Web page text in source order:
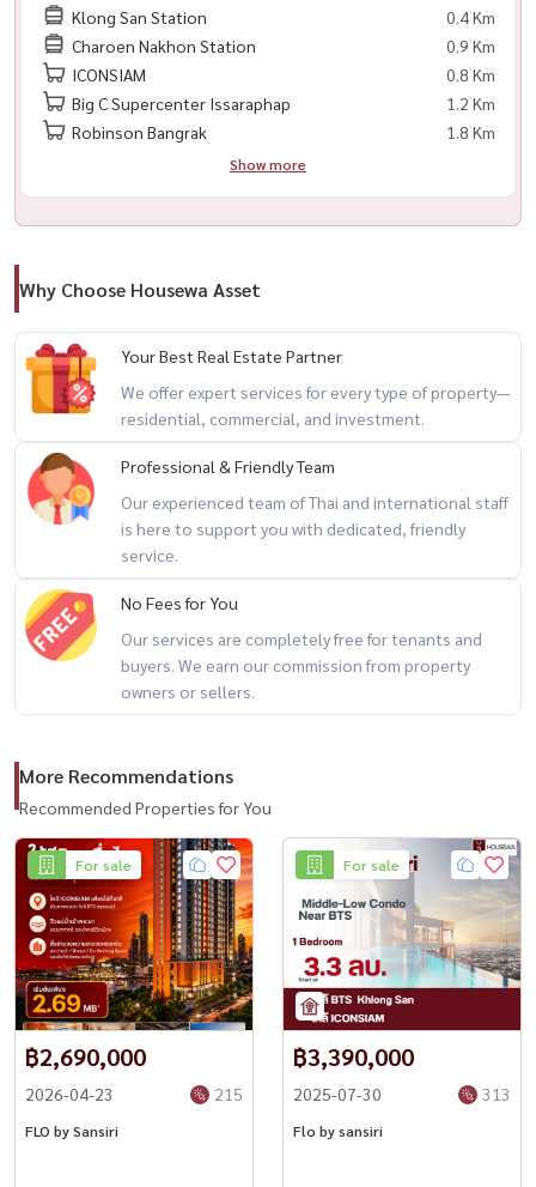
Klong San Station
0.4 Km
Charoen Nakhon Station
0.9 Km
ICONSIAM
0.8 Km
Big C Supercenter Issaraphap
1.2 Km
Robinson Bangrak
1.8 Km
Show more
Why Choose Housewa Asset
Your Best Real Estate Partner
We offer expert services for every type of property—
residential, commercial, and investment.
Professional & Friendly Team
Our experienced team of Thai and international staff
is here to support you with dedicated, friendly
service.
No Fees for You
Our services are completely free for tenants and
buyers. We earn our commission from property
owners or sellers.
More Recommendations
Recommended Properties for You
For sale
฿2,690,000
2026-04-23 215
FLO by Sansiri
For sale
฿3,390,000
2025-07-30 313
Flo by sansiri